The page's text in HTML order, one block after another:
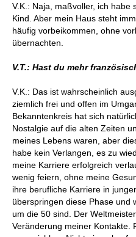
V.K.: Naja, maßvoller, ich habe
Kind. Aber mein Haus steht
häufig vorbeikommen, ohne
übernachten.
V.T.: Hast du mehr
V.K.: Das ist wahrscheinlich
ziemlich frei und offen im
Bekanntenkreis hat sich
Nostalgie auf die alten Zeiten
meines Lebens waren, aber
habe kein Verlangen, es zu
meine Karriere erfolgreich
wenig feiern, ohne meine
ihre berufliche Karriere in
überspringen diese Phase und
um die 50 sind. Der
Veränderung meiner Kontakte.